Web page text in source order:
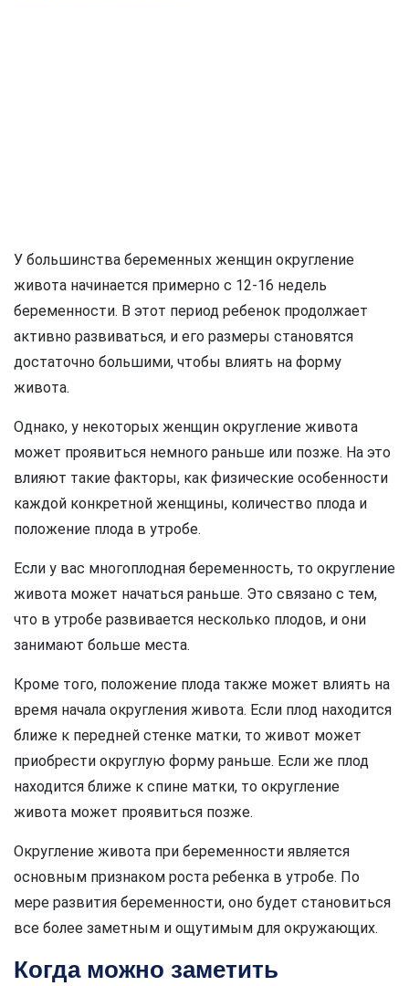
У большинства беременных женщин округление
живота начинается примерно с 12-16 недель
беременности. В этот период ребенок продолжает
активно развиваться, и его размеры становятся
достаточно большими, чтобы влиять на форму
живота.
Однако, у некоторых женщин округление живота
может проявиться немного раньше или позже. На это
влияют такие факторы, как физические особенности
каждой конкретной женщины, количество плода и
положение плода в утробе.
Если у вас многоплодная беременность, то округление
живота может начаться раньше. Это связано с тем,
что в утробе развивается несколько плодов, и они
занимают больше места.
Кроме того, положение плода также может влиять на
время начала округления живота. Если плод находится
ближе к передней стенке матки, то живот может
приобрести округлую форму раньше. Если же плод
находится ближе к спине матки, то округление
живота может проявиться позже.
Округление живота при беременности является
основным признаком роста ребенка в утробе. По
мере развития беременности, оно будет становиться
все более заметным и ощутимым для окружающих.
Когда можно заметить